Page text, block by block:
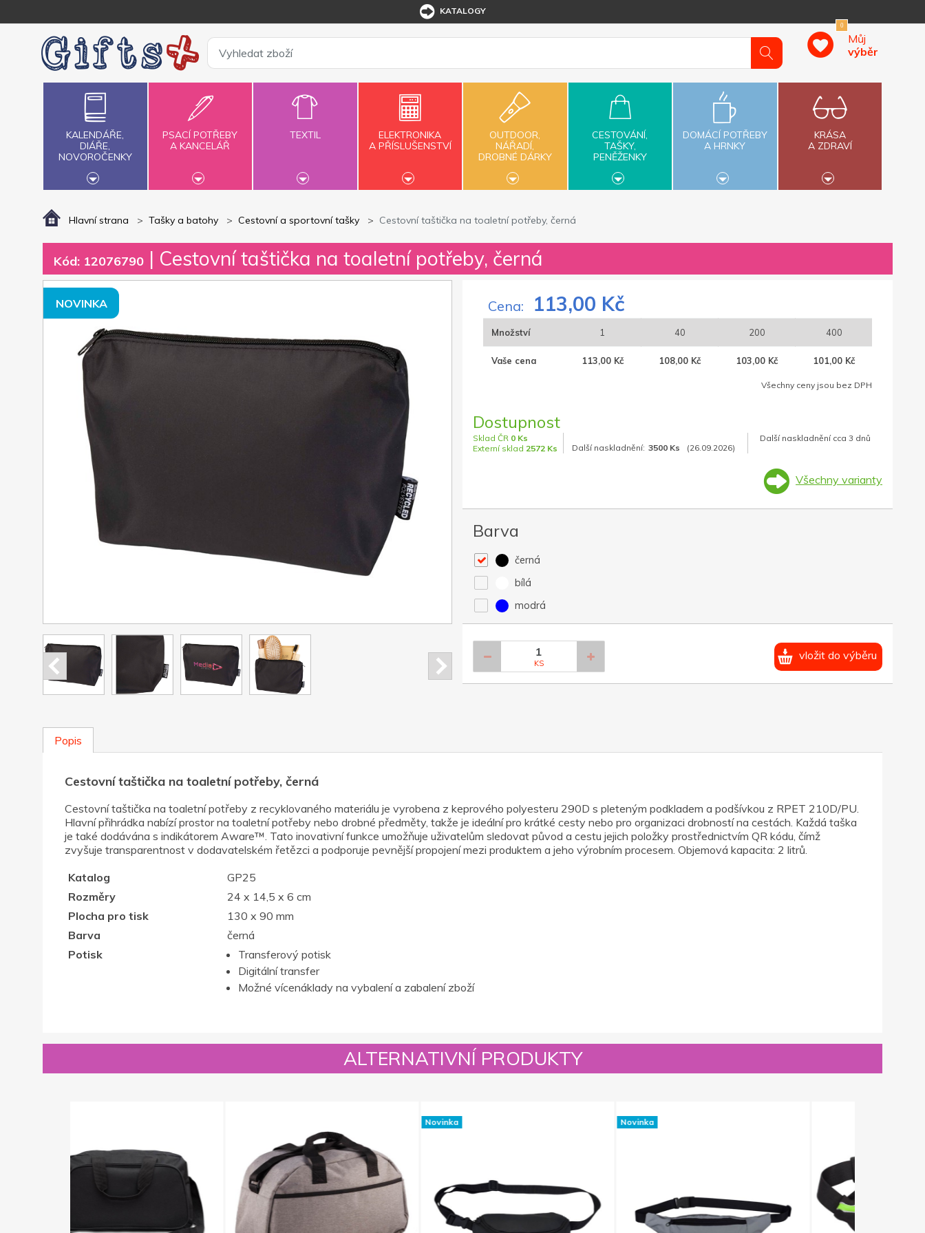
KATALOGY
0
Můj
výběr
KALENDÁŘE,
DIÁŘE,
NOVOROČENKY
PSACÍ POTŘEBY
A KANCELÁŘ
TEXTIL
ELEKTRONIKA
A PŘÍSLUŠENSTVÍ
OUTDOOR,
NÁŘADÍ,
DROBNÉ DÁRKY
CESTOVÁNÍ,
TAŠKY,
PENĚŽENKY
DOMÁCÍ POTŘEBY
A HRNKY
KRÁSA
A ZDRAVÍ
Hlavní strana Tašky a batohy Cestovní a sportovní tašky Cestovní taštička na toaletní potřeby, černá
Kód: 12076790 | Cestovní taštička na toaletní potřeby, černá
NOVINKA Cena: 113,00 Kč
Množství 1 40 200 400
Vaše cena 113,00 Kč 108,00 Kč 103,00 Kč 101,00 Kč
Všechny ceny jsou bez DPH
Dostupnost
Sklad ČR 0 Ks
Externí sklad 2572 Ks Další naskladnění: 3500 Ks (26.09.2026)
Další naskladnění cca 3 dnů
Všechny varianty
Barva
černá
bílá
modrá
KS
vložit do výběru
Popis
Cestovní taštička na toaletní potřeby, černá
Cestovní taštička na toaletní potřeby z recyklovaného materiálu je vyrobena z keprového polyesteru 290D s pleteným podkladem a podšívkou z RPET 210D/PU.
Hlavní přihrádka nabízí prostor na toaletní potřeby nebo drobné předměty, takže je ideální pro krátké cesty nebo pro organizaci drobností na cestách. Každá taška
je také dodávána s indikátorem Aware™. Tato inovativní funkce umožňuje uživatelům sledovat původ a cestu jejich položky prostřednictvím QR kódu, čímž
zvyšuje transparentnost v dodavatelském řetězci a podporuje pevnější propojení mezi produktem a jeho výrobním procesem. Objemová kapacita: 2 litrů.
Katalog
GP25
Rozměry
24 x 14,5 x 6 cm
Plocha pro tisk
130 x 90 mm
Barva
černá
Potisk
Transferový potisk
Digitální transfer
Možné vícenáklady na vybalení a zabalení zboží
ALTERNATIVNÍ PRODUKTY